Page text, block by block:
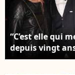
“C’est elle qui
depuis vingt
confié le